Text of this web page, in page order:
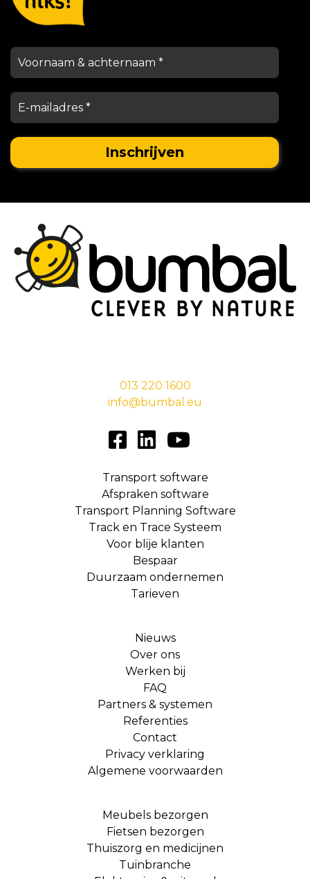
013 220 1600
info@bumbal.eu
Transport software
Afspraken software
Transport Planning Software
Track en Trace Systeem
Voor blije klanten
Bespaar
Duurzaam ondernemen
Tarieven
Nieuws
Over ons
Werken bij
FAQ
Partners & systemen
Referenties
Contact
Privacy verklaring
Algemene voorwaarden
Meubels bezorgen
Fietsen bezorgen
Thuiszorg en medicijnen
Tuinbranche